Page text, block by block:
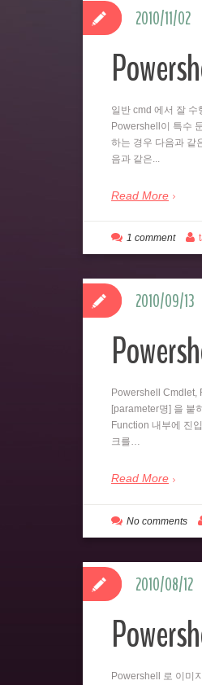
일반 cmd 에서 잘
Powershell이 특수
하는 경우 다음과 같
음과 같은...
Read More
2010/11/02
1 comment
Powershell Cmdlet,
[parameter명] 을 붙
Function 내부에 진
크를…
Read More
2010/09/13
No comments
Powershell 로 이미
2010/08/12